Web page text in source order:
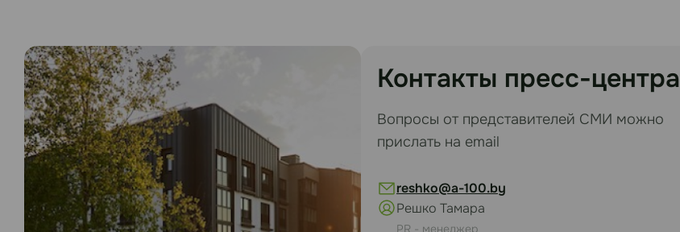
Контакты пресс-центра
Вопросы от представителей СМИ можно
прислать на email
reshko@a-100.by
Решко Тамара
PR - менеджер